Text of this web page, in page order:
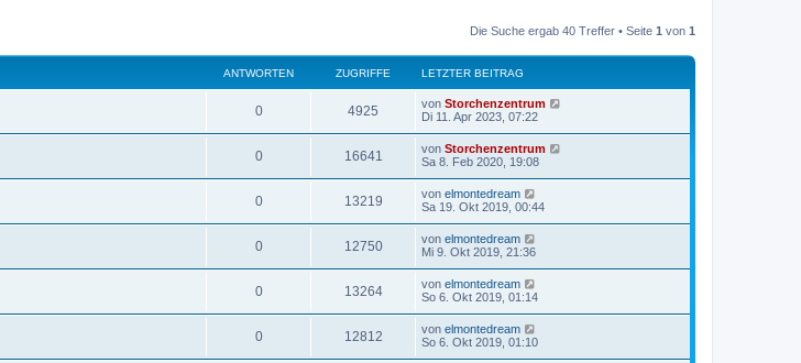
Die Suche ergab 40 Treffer • Seite 1 von 1
ANTWORTEN ZUGRIFFE LETZTER BEITRAG
0 4925 von Storchenzentrum
Di 11. Apr 2023, 07:22
0 16641 von Storchenzentrum
Sa 8. Feb 2020, 19:08
0 13219 von elmontedream
Sa 19. Okt 2019, 00:44
0 12750 von elmontedream
Mi 9. Okt 2019, 21:36
0 13264 von elmontedream
So 6. Okt 2019, 01:14
0 12812 von elmontedream
So 6. Okt 2019, 01:10